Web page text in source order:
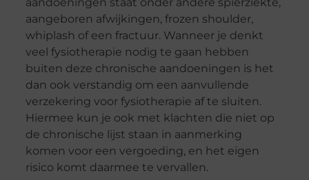
aandoeningen staat onder andere spierziekte,
aangeboren afwijkingen, frozen shoulder,
whiplash of een fractuur. Wanneer je denkt
veel fysiotherapie nodig te gaan hebben
buiten deze chronische aandoeningen is het
dan ook verstandig om een aanvullende
verzekering voor fysiotherapie af te sluiten.
Hiermee kun je ook met klachten die niet op
de chronische lijst staan in aanmerking
komen voor een vergoeding, en het eigen
risico komt daarmee te vervallen.